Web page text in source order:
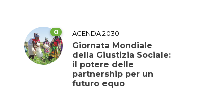
0 AGENDA 2030
Giornata Mondiale
della Giustizia Sociale:
il potere delle
partnership per un
futuro equo